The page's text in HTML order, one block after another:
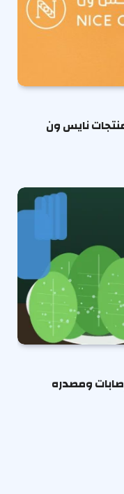
2026: أفضل منتجات نايس ون
ومصدره